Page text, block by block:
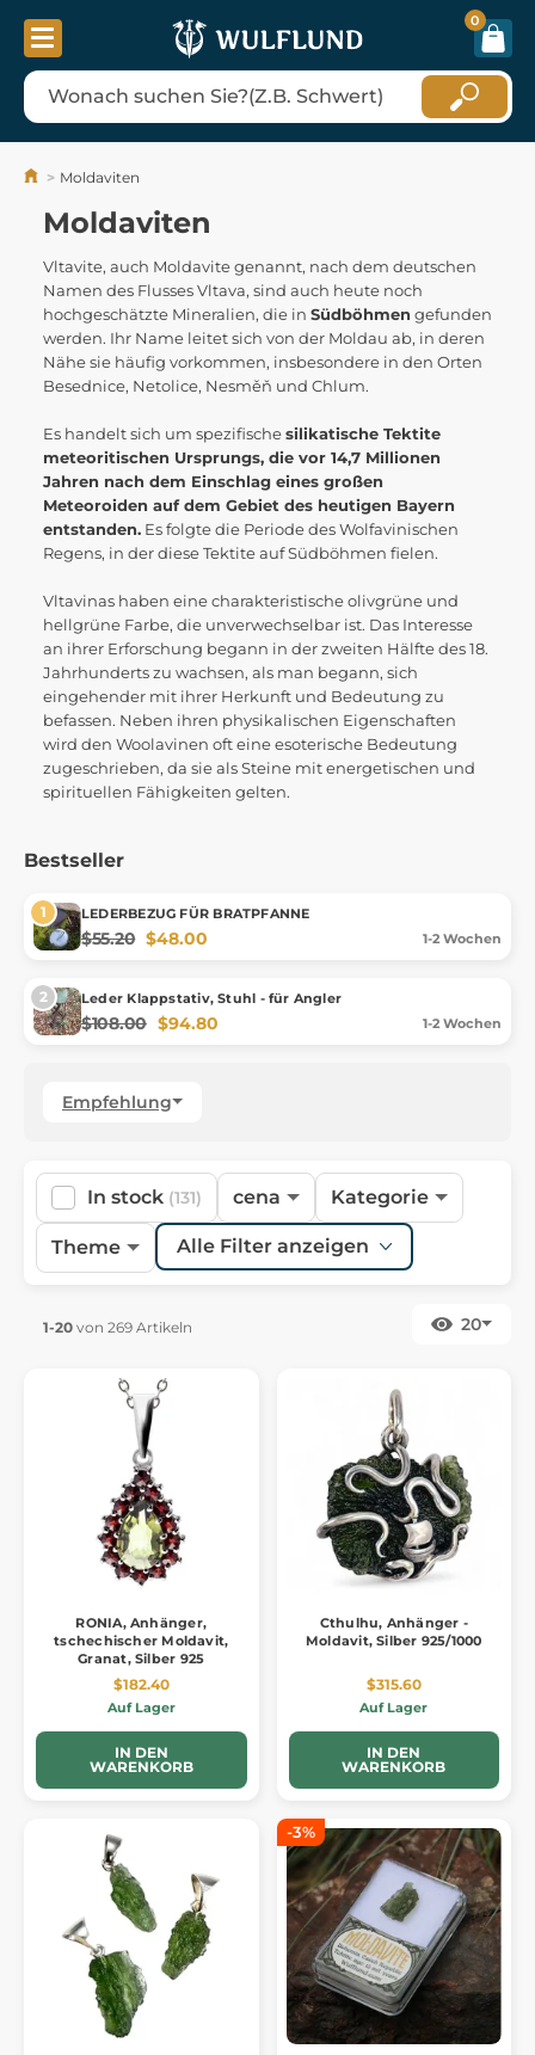
0
Moldaviten
Moldaviten
Vltavite, auch Moldavite genannt, nach dem deutschen
Namen des Flusses Vltava, sind auch heute noch
hochgeschätzte Mineralien, die in Südböhmen gefunden
werden. Ihr Name leitet sich von der Moldau ab, in deren
Nähe sie häufig vorkommen, insbesondere in den Orten
Besednice, Netolice, Nesměň und Chlum.
Es handelt sich um spezifischesilikatische Tektite
meteoritischen Ursprungs, die vor 14,7 Millionen
Jahren nach dem Einschlag eines großen
Meteoroiden auf dem Gebiet des heutigen Bayern
entstanden. Es folgte die Periode des Wolfavinischen
Regens, in der diese Tektite auf Südböhmen fielen.
Vltavinas haben eine charakteristische olivgrüne und
hellgrüne Farbe, die unverwechselbar ist. Das Interesse
an ihrer Erforschung begann in der zweiten Hälfte des 18.
Jahrhunderts zu wachsen, als man begann, sich
eingehender mit ihrer Herkunft und Bedeutung zu
befassen. Neben ihren physikalischen Eigenschaften
wird den Woolavinen oft eine esoterische Bedeutung
zugeschrieben, da sie als Steine mit energetischen und
spirituellen Fähigkeiten gelten.
Bestseller
LEDERBEZUG FÜR BRATPFANNE
$55.20 $48.00 1-2 Wochen
Leder Klappstativ, Stuhl - für Angler
$108.00 $94.80 1-2 Wochen
Empfehlung
In stock (131) cena Kategorie
Theme Alle Filter anzeigen
1-20 von 269 Artikeln 20
RONIA, Anhänger,
tschechischer Moldavit,
Granat, Silber 925
$182.40
Auf Lager
IN DEN
WARENKORB
Cthulhu, Anhänger -
Moldavit, Silber 925/1000
$315.60
Auf Lager
IN DEN
WARENKORB
-3%